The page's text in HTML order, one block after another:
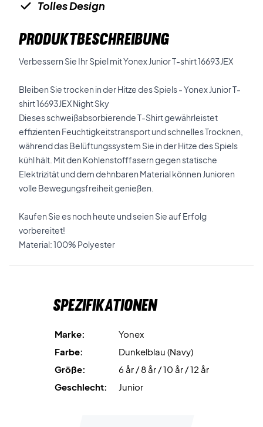
Tolles Design
PRODUKTBESCHREIBUNG
Verbessern Sie Ihr Spiel mit Yonex Junior T-shirt 16693JEX
Bleiben Sie trocken in der Hitze des Spiels - Yonex Junior T-
shirt 16693JEX Night Sky
Dieses schweißabsorbierende T-Shirt gewährleistet
effizienten Feuchtigkeitstransport und schnelles Trocknen,
während das Belüftungssystem Sie in der Hitze des Spiels
kühl hält. Mit den Kohlenstofffasern gegen statische
Elektrizität und dem dehnbaren Material können Junioren
volle Bewegungsfreiheit genießen.
Kaufen Sie es noch heute und seien Sie auf Erfolg
vorbereitet!
Material: 100% Polyester
Spezifikationen
Marke:
Yonex
Farbe:
Dunkelblau (Navy)
Größe:
6 år / 8 år / 10 år / 12 år
Geschlecht:
Junior